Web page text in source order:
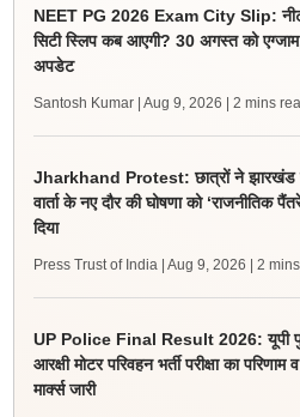
NEET PG 2026 Exam City Slip: नीट
सिटी स्लिप कब आएगी? 30 अगस्त को
अपडेट
Santosh Kumar | Aug 9, 2026 | 2 mins
Jharkhand Protest: छात्रों ने झारखंड
वार्ता के नए दौर की घोषणा को ‘राजनीतिक
दिया
Press Trust of India | Aug 9, 2026 | 2
UP Police Final Result 2026: यूपी
आरक्षी मोटर परिवहन भर्ती परीक्षा का
मार्क्स जारी